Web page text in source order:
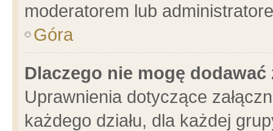
moderatorem lub
Góra
Dlaczego nie mogę dodawać
Uprawnienia dotyczące
każdego działu, dla każdej